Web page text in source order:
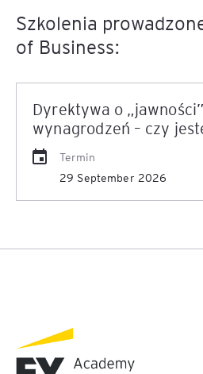
Szkolenia
of Business:
Dyrektywa o
wynagrodzeń – czy
Termin
29 September 2026